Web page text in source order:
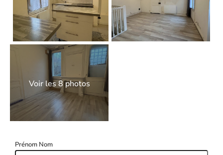
Voir les 8 photos
Prénom Nom